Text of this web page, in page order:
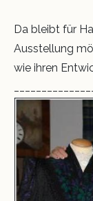
Da bleibt für
Ausstellung
wie ihren